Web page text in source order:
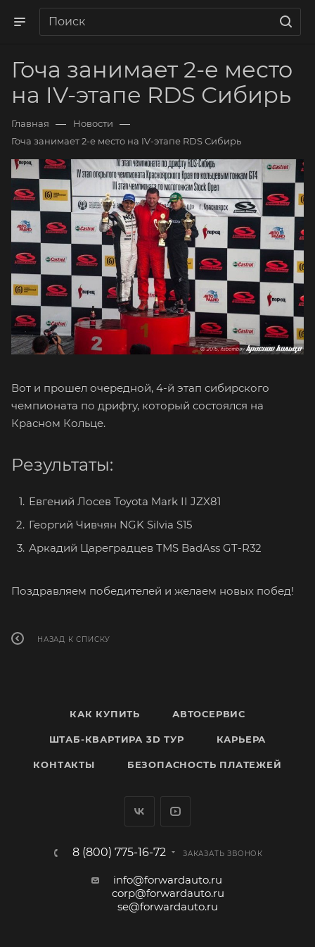
Гоча занимает 2-е место
на IV-этапе RDS Сибирь
Главная — Новости —
Гоча занимает 2-е место на IV-этапе RDS Сибирь
Вот и прошел очередной, 4-й этап сибирского
чемпионата по дрифту, который состоялся на
Красном Кольце.
Результаты:
Евгений Лосев Toyota Mark II JZX81
Георгий Чивчян NGK Silvia S15
Аркадий Цареградцев TMS BadAss GT-R32
Поздравляем победителей и желаем новых побед!
НАЗАД К СПИСКУ
КАК КУПИТЬ АВТОСЕРВИС
ШТАБ-КВАРТИРА 3D ТУР КАРЬЕРА
КОНТАКТЫ БЕЗОПАСНОСТЬ ПЛАТЕЖЕЙ
8 (800) 775-16-72 ЗАКАЗАТЬ ЗВОНОК
info@forwardauto.ru
corp@forwardauto.ru
se@forwardauto.ru